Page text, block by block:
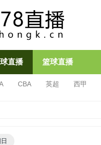
直播 篮球直播
CBA 英超 西甲